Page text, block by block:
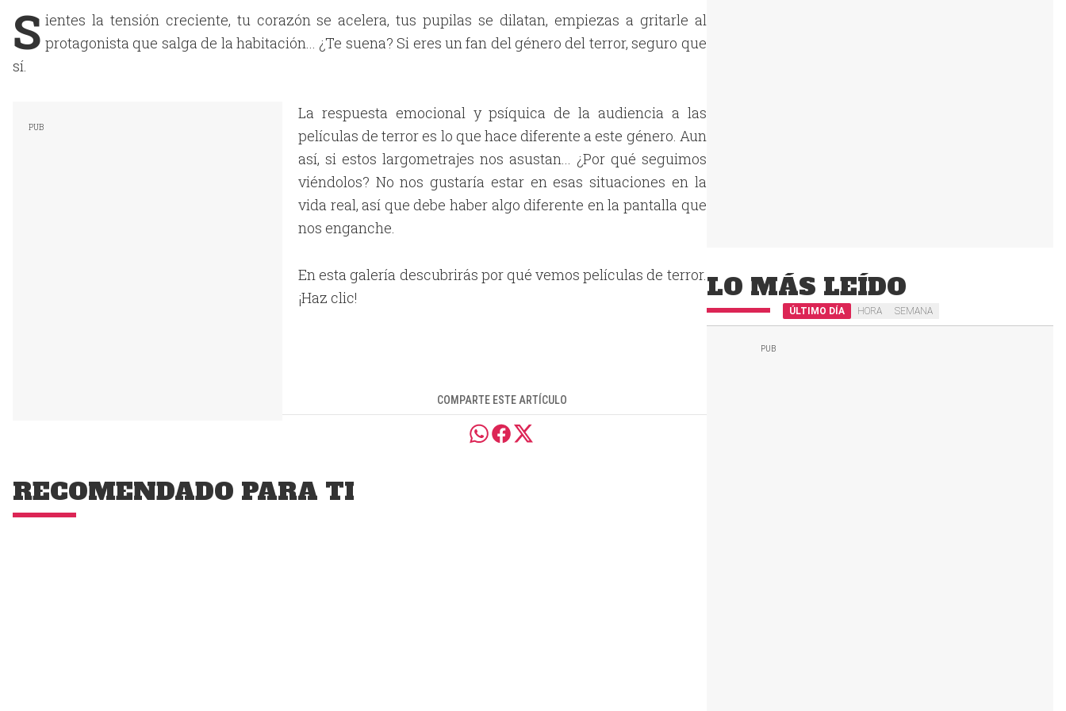
S ientes la tensión creciente, tu corazón se acelera, tus pupilas se dilatan, empiezas a gritarle al
protagonista que salga de la habitación... ¿Te suena? Si eres un fan del género del terror, seguro que
sí.
La respuesta emocional y psíquica de la audiencia a las
películas de terror es lo que hace diferente a este género. Aun
así, si estos largometrajes nos asustan... ¿Por qué seguimos
viéndolos? No nos gustaría estar en esas situaciones en la
vida real, así que debe haber algo diferente en la pantalla que
nos enganche.
En esta galería descubrirás por qué vemos películas de terror.
¡Haz clic!
COMPARTE ESTE ARTÍCULO
RECOMENDADO PARA TI
LO MÁS LEÍDO
ÚLTIMO DÍA HORA SEMANA